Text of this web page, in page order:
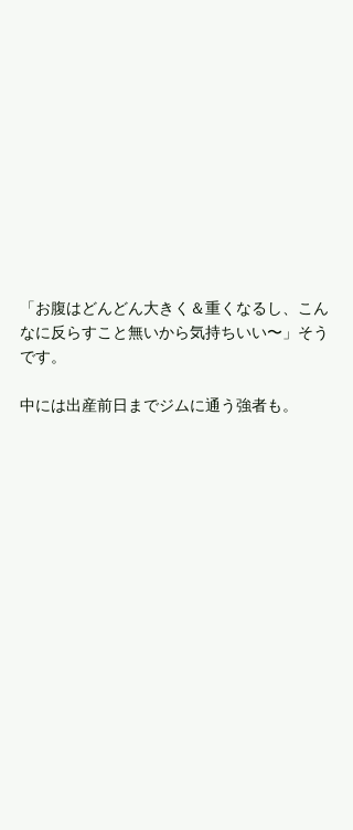
「お腹はどんどん大きく＆重くなるし、こん
なに反らすこと無いから気持ちいい〜」そう
です。
中には出産前日までジムに通う強者も。